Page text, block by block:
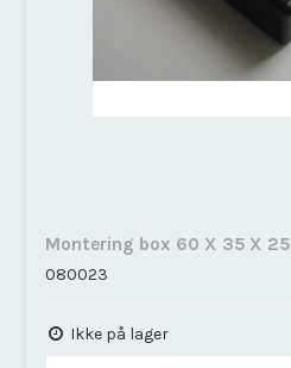
Montering box 60 X 35 X 25
080023
Ikke på lager